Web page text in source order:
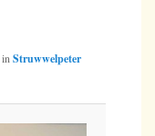
in Struwwelpeter